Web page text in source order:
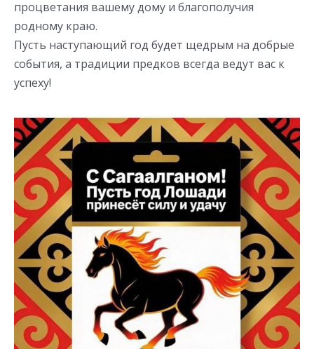
процветания вашему дому и благополучия
родному краю.
Пусть наступающий год будет щедрым на добрые
события, а традиции предков всегда ведут вас к
успеху!